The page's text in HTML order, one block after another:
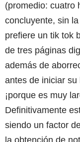
(promedio: cuatro
concluyente, sin
prefiere un tik tok
de tres páginas
además de
antes de iniciar
¡porque es muy
Definitivamente
siendo un factor